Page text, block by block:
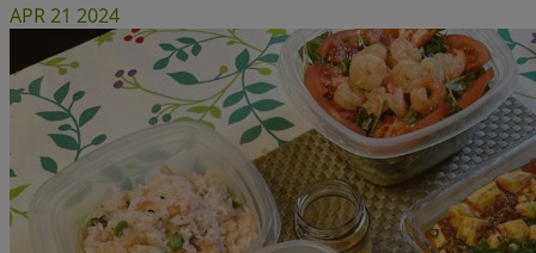
APR21 2024